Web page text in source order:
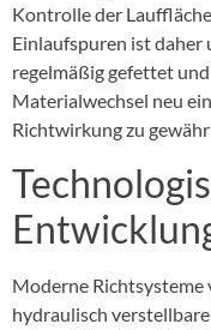
Kontrolle der
Einlaufspuren ist daher
regelmäßig gefettet
Materialwechsel neu
Richtwirkung zu
Moderne
hydraulisch